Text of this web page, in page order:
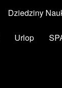
Dziedziny
Urlop